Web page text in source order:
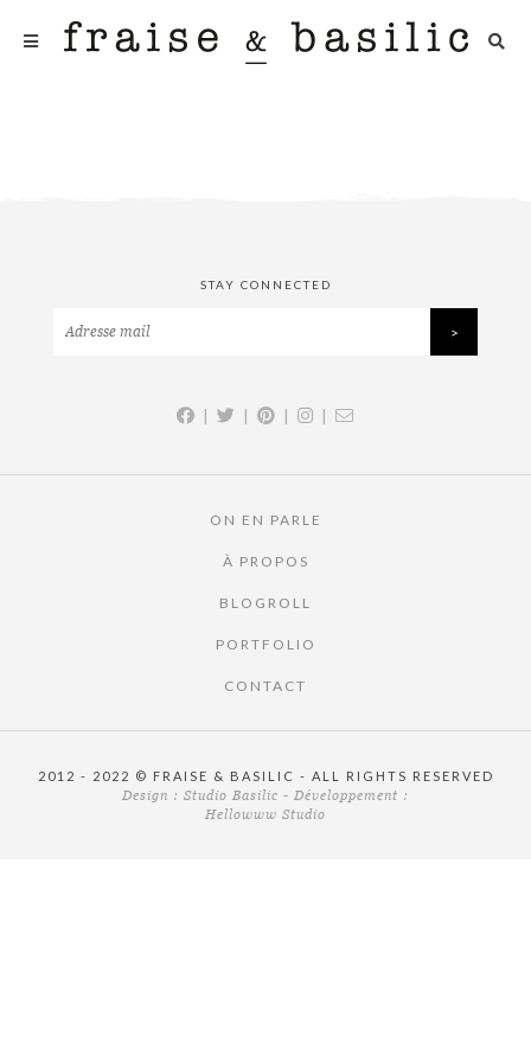
STAY CONNECTED
| | | |
ON EN PARLE
À PROPOS
BLOGROLL
PORTFOLIO
CONTACT
2012 - 2022 © FRAISE & BASILIC - ALL RIGHTS RESERVED
Design : Studio Basilic - Développement :
Hellowww Studio